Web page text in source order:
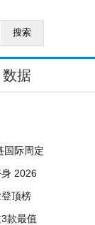
搜索
数据
国际周定
2026
顶榜
款最值